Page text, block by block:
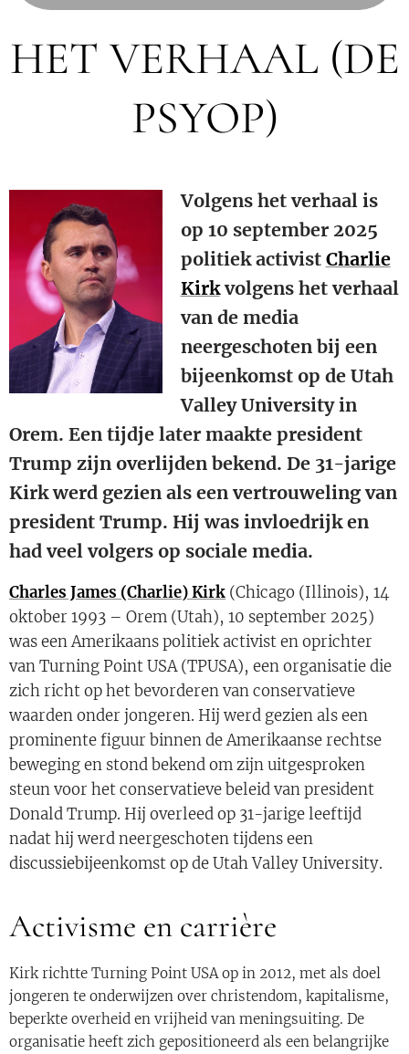
HET VERHAAL (DE
PSYOP)
Volgens het verhaal is
op 10 september 2025
politiek activist Charlie
Kirkvolgens het verhaal
van de media
neergeschoten bij een
bijeenkomst op de Utah
Valley University in
Orem. Een tijdje later maakte president
Trump zijn overlijden bekend. De 31-jarige
Kirk werd gezien als een vertrouweling van
president Trump. Hij was invloedrijk en
had veel volgers op sociale media.
Charles James (Charlie) Kirk (Chicago (Illinois), 14
oktober 1993 – Orem (Utah), 10 september 2025)
was een Amerikaans politiek activist en oprichter
van Turning Point USA (TPUSA), een organisatie die
zich richt op het bevorderen van conservatieve
waarden onder jongeren. Hij werd gezien als een
prominente figuur binnen de Amerikaanse rechtse
beweging en stond bekend om zijn uitgesproken
steun voor het conservatieve beleid van president
Donald Trump. Hij overleed op 31-jarige leeftijd
nadat hij werd neergeschoten tijdens een
discussiebijeenkomst op de Utah Valley University.
Activisme en carrière
Kirk richtte Turning Point USA op in 2012, met als doel
jongeren te onderwijzen over christendom, kapitalisme,
beperkte overheid en vrijheid van meningsuiting. De
organisatie heeft zich gepositioneerd als een belangrijke